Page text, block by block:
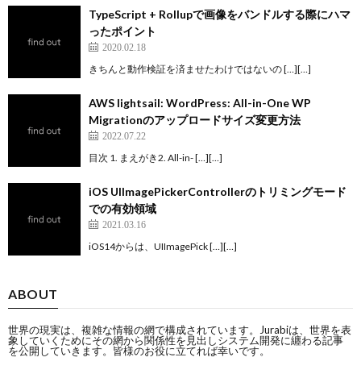
TypeScript + Rollupで画像をバンドルする際にハマ
ったポイント
2020.02.18
きちんと動作検証を済ませたわけではないの […][…]
AWS lightsail: WordPress: All-in-One WP
Migrationのアップロードサイズ変更方法
2022.07.22
目次 1. まえがき2. All-in- […][…]
iOS UIImagePickerControllerのトリミングモード
での有効領域
2021.03.16
iOS14からは、UIImagePick […][…]
ABOUT
世界の現実は、複雑な情報の網で構成されています。Jurabiは、世界を表
象していくためにその網から関係性を見出しシステム開発に纏わる記事
を公開していきます。皆様のお役に立てれば幸いです。